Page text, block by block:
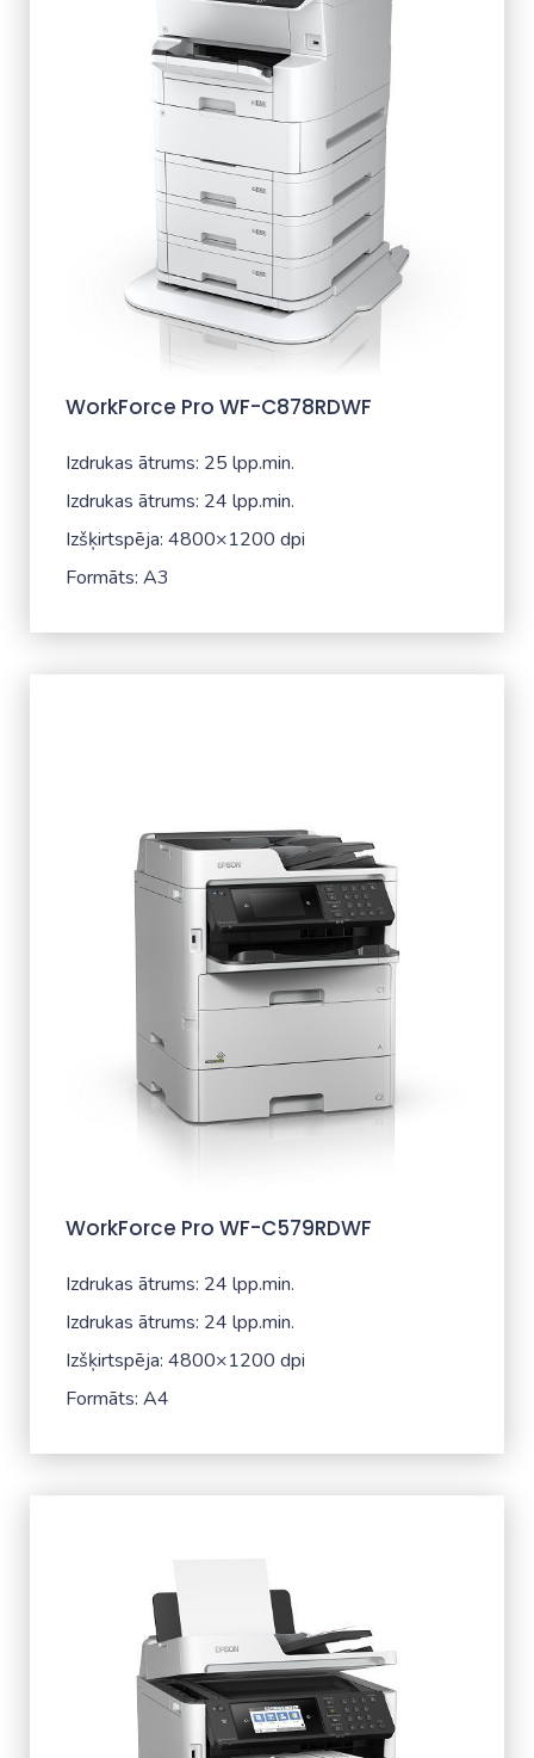
WorkForce Pro WF-C878RDWF
Izdrukas ātrums: 25 lpp.min.
Izdrukas ātrums: 24 lpp.min.
Izšķirtspēja: 4800×1200 dpi
Formāts: A3
WorkForce Pro WF-C579RDWF
Izdrukas ātrums: 24 lpp.min.
Izdrukas ātrums: 24 lpp.min.
Izšķirtspēja: 4800×1200 dpi
Formāts: A4